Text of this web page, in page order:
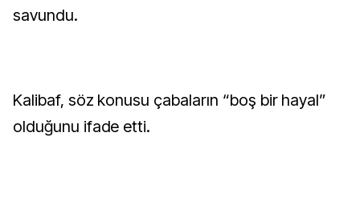
savundu.
Kalibaf, söz konusu çabaların “boş bir hayal”
olduğunu ifade etti.